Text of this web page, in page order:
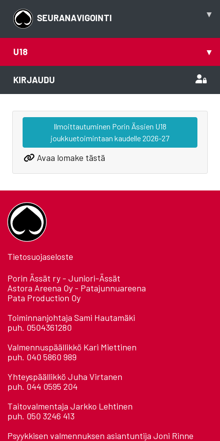
SEURANAVIGOINTI ▾
U18 ▾
KIRJAUDU
Ilmoittautuminen Porin Ässien U18
joukkuetoimintaan kaudelle 2026-27
Avaa lomake tästä
Tietosuojaseloste
Porin Ässät ry - Juniori-Ässät
Astora Areena Oy - Patajunnuareena
Pata Production Oy
Toiminnanjohtaja Sami Hautamäki
puh. 0504361280
Valmennuspäällikkö Kari Miettinen
puh. 040 5860 989
Yhteyspäällikkö Juha Virtanen
puh. 044 0595 204
Taitovalmentaja Jarkko Lehtinen
puh. 050 3246 413
Psyykkisen valmennuksen asiantuntija Joni Rinne